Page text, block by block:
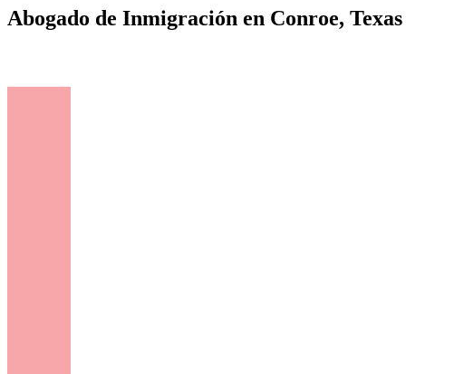
Abogado de Inmigración en Conroe, Texas